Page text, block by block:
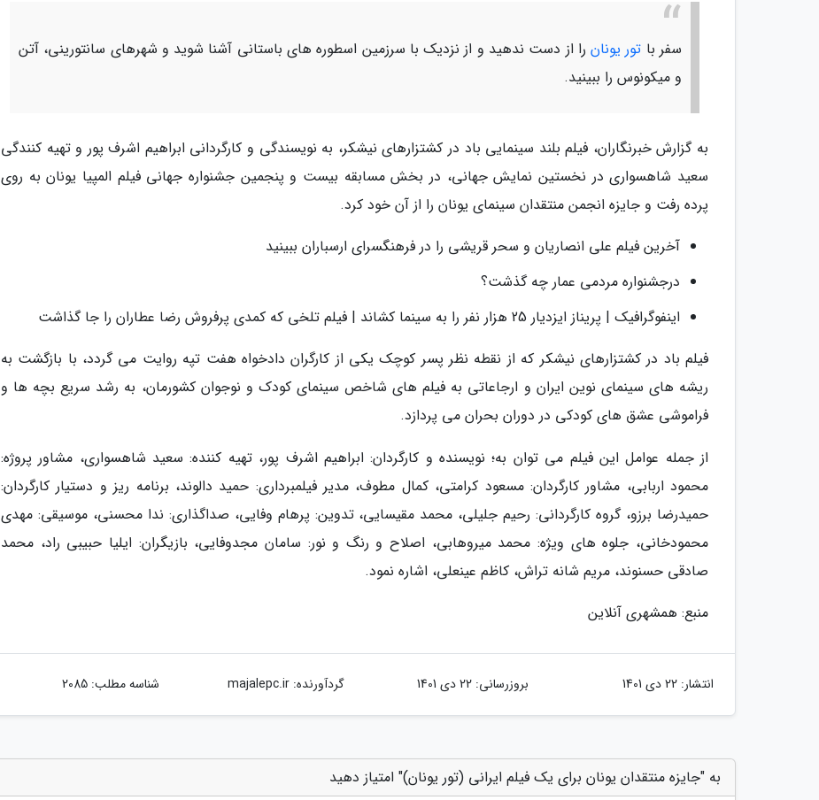
سفر با تور یونانرا از دست ندهید و از نزدیک با سرزمین اسطوره های باستانی آشنا شوید و شهرهای سانتورینی، آتن
و میکونوس را ببینید.
به گزارش خبرنگاران، فیلم بلند سینمایی باد در کشتزارهای نیشکر، به نویسندگی و کارگردانی ابراهیم اشرف پور و تهیه کنندگی
سعید شاهسواری در نخستین نمایش جهانی، در بخش مسابقه بیست و پنجمین جشنواره جهانی فیلم المپیا یونان به روی
پرده رفت و جایزه انجمن منتقدان سینمای یونان را از آن خود کرد.
آخرین فیلم علی انصاریان و سحر قریشی را در فرهنگسرای ارسباران ببینید
درجشنواره مردمی عمار چه گذشت؟
اینفوگرافیک | پریناز ایزدیار 25 هزار نفر را به سینما کشاند | فیلم تلخی که کمدی پرفروش رضا عطاران را جا گذاشت
فیلم باد در کشتزارهای نیشکر که از نقطه نظر پسر کوچک یکی از کارگران دادخواه هفت تپه روایت می گردد، با بازگشت به
ریشه های سینمای نوین ایران و ارجاعاتی به فیلم های شاخص سینمای کودک و نوجوان کشورمان، به رشد سریع بچه ها و
فراموشی عشق های کودکی در دوران بحران می پردازد.
از جمله عوامل این فیلم می توان به؛ نویسنده و کارگردان: ابراهیم اشرف پور، تهیه کننده: سعید شاهسواری، مشاور پروژه:
محمود اربابی، مشاور کارگردان: مسعود کرامتی، کمال مطوف، مدیر فیلمبرداری: حمید دالوند، برنامه ریز و دستیار کارگردان:
حمیدرضا برزو، گروه کارگردانی: رحیم جلیلی، محمد مقیسایی، تدوین: پرهام وفایی، صداگذاری: ندا محسنی، موسیقی: مهدی
محمودخانی، جلوه های ویژه: محمد میروهابی، اصلاح و رنگ و نور: سامان مجدوفایی، بازیگران: ایلیا حبیبی راد، محمد
صادقی حسنوند، مریم شانه تراش، کاظم عینعلی، اشاره نمود.
منبع: همشهری آنلاین
انتشار: 22 دی 1401 بروزرسانی: 22 دی 1401 گردآورنده:majalepc.ir شناسه مطلب: 2085
به "جایزه منتقدان یونان برای یک فیلم ایرانی (تور یونان)" امتیاز دهید